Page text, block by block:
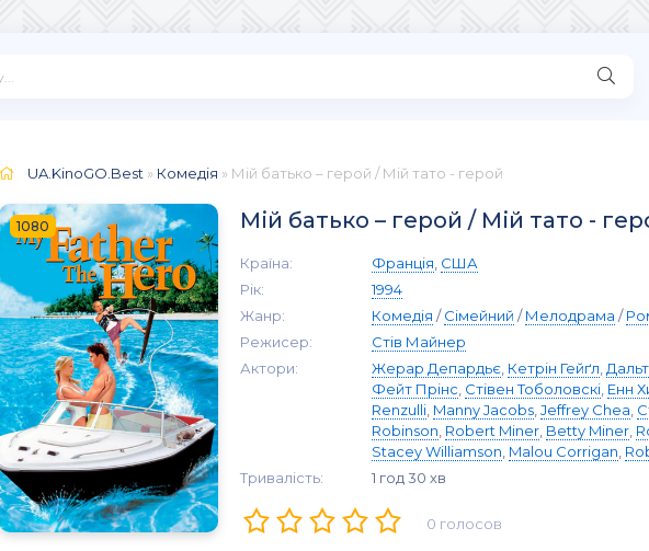
UA.KinoGO.Best » Комедія » Мій батько – герой / Мій тато - герой
1080 Мій батько – герой / Мій тато -
Країна: Франція США
Рік:
1994
Жанр:
Комедія /Сімейний /Мелодрама /
Режисер:
Стів Майнер
Актори:
Жерар Депардьє Кетрін Гейґл
Фейт Прінс Стівен Тоболовскі Енн
Renzulli Manny Jacobs Jeffrey Chea
Robinson Robert Miner Betty Miner
Stacey Williamson Malou Corrigan
Тривалість:
1 год 30 хв
0 голосов